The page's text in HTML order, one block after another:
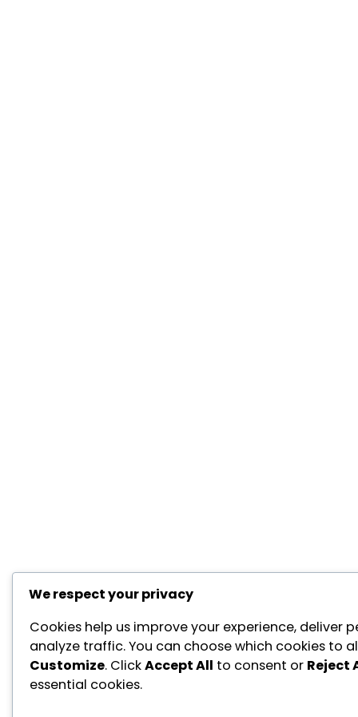
We respect your privacy
Cookies help us improve your experience, deliver
analyze traffic. You can choose which cookies to
Customize. ClickAccept All to consent or Reject
essential cookies.